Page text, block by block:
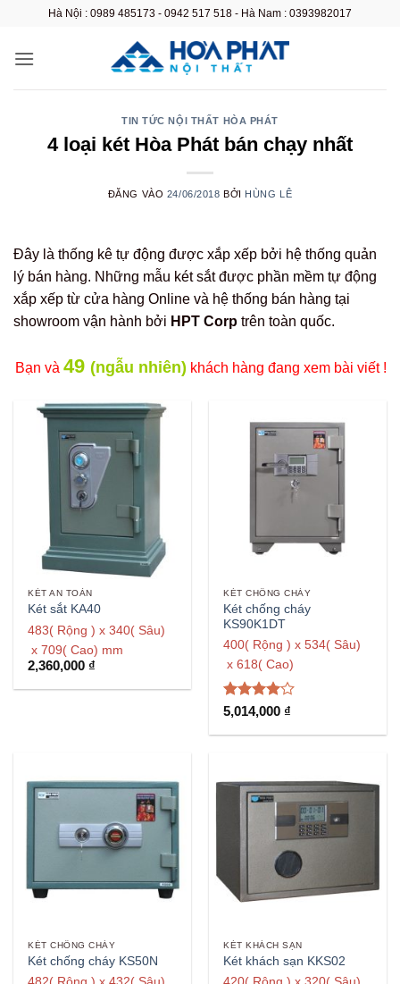
nội
Hà Nội : 0989 485173 - 0942 517 518 - Hà Nam : 0393982017
TIN TỨC NỘI THẤT HÒA PHÁT
4 loại két Hòa Phát bán chạy nhất
ĐĂNG VÀO 24/06/2018 BỞI HÙNG LÊ
Đây là thống kê tự động được xắp xếp bởi hệ thống quản
lý bán hàng. Những mẫu két sắt được phần mềm tự động
xắp xếp từ cửa hàng Online và hệ thống bán hàng tại
showroom vận hành bởi HPT Corp trên toàn quốc.
Bạn và 49 (ngẫu nhiên) khách hàng đang xem bài viết !
KÉT AN TOÀN
Két sắt KA40
483( Rộng ) x 340( Sâu)
x 709( Cao) mm
2,360,000 ₫
KÉT CHỐNG CHÁY
Két chống cháy
KS90K1DT
400( Rộng ) x 534( Sâu)
x 618( Cao)
Được
45 sao
5,014,000 ₫
KÉT CHỐNG CHÁY
Két chống cháy KS50N
KÉT KHÁCH SẠN
Két khách sạn KKS02